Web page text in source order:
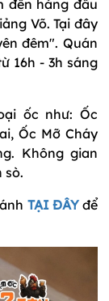
đến hàng đầu
Võ. Tại đây
đêm". Quán
16h - 3h sáng
ốc như: Ốc
Ốc Mỡ Cháy
Không gian
sò.
TẠI ĐÂYđể